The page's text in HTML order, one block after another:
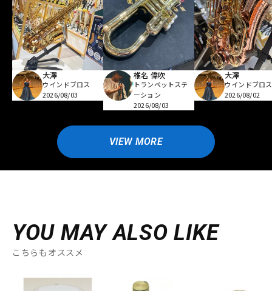
大澤
ウインドブロス
2026/08/03
椎名 偉吹
トランペットステ
ーション
2026/08/03
大澤
ウインドブロス
2026/08/02
VIEW MORE
YOU MAY ALSO LIKE
こちらもオススメ